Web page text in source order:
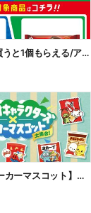
【おトク】1個買うと1個もらえる/アイス
【サンリオ×メーカーマスコット】オリジナルグッズ貰える!